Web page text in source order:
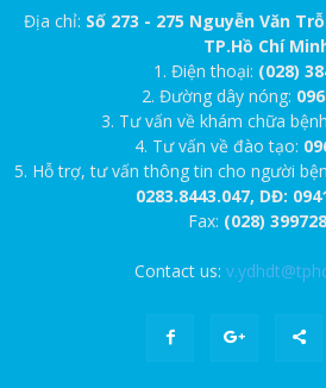
Địa chỉ: Số 273 - 275 Nguyễn Văn
TP.Hồ Chí
1. Điện thoại: (028)
2. Đường dây nóng:
3. Tư vấn về khám chữa
4. Tư vấn về đào tạo:
5. Hỗ trợ, tư vấn thông tin cho người
0283.8443.047, DĐ:
Fax: (028)
Contact us: